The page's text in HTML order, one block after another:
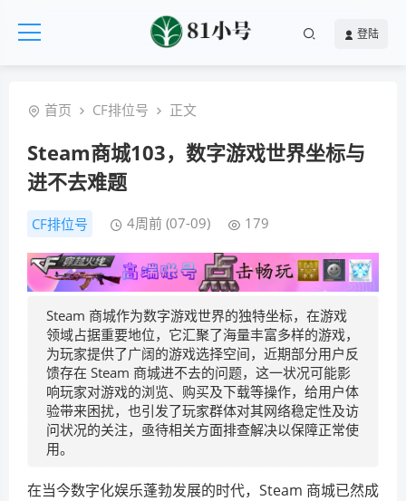
登陆
首页 CF排位号 正文
Steam商城103，数字游戏世界坐标与
进不去难题
CF排位号 4周前 (07-09) 179
Steam 商城作为数字游戏世界的独特坐标，在游戏
领域占据重要地位，它汇聚了海量丰富多样的游戏，
为玩家提供了广阔的游戏选择空间，近期部分用户反
馈存在 Steam 商城进不去的问题，这一状况可能影
响玩家对游戏的浏览、购买及下载等操作，给用户体
验带来困扰，也引发了玩家群体对其网络稳定性及访
问状况的关注，亟待相关方面排查解决以保障正常使
用。
在当今数字化娱乐蓬勃发展的时代，Steam 商城已然成